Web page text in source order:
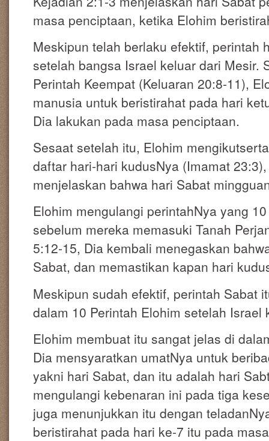
masa penciptaan, ketika Elohim
Meskipun telah berlaku efektif, perintah
setelah bangsa Israel keluar dari Mesir.
Perintah Keempat (Keluaran 20:8-11),
manusia untuk beristirahat pada hari
Dia lakukan pada masa penciptaan.
Sesaat setelah itu, Elohim
daftar hari-hari kudusNya (Imamat
menjelaskan bahwa hari Sabat
Elohim mengulangi perintahNya yang
sebelum mereka memasuki Tanah
5:12-15, Dia kembali menegaskan
Sabat, dan memastikan kapan hari
Meskipun sudah efektif, perintah Sabat
dalam 10 Perintah Elohim setelah Israel
Elohim membuat itu sangat jelas di
Dia mensyaratkan umatNya untuk
yakni hari Sabat, dan itu adalah hari
mengulangi kebenaran ini pada tiga
juga menunjukkan itu dengan
beristirahat pada hari ke-7 itu pada